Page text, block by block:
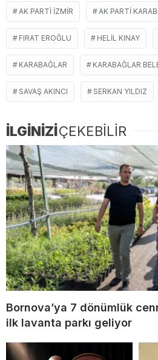
AK PARTI IZMIR AK PARTI
FIRAT EROĞLU HELIL KINAY
KARABAĞLAR KARABAĞLAR
SAVAŞ AKINCI SERKAN YILDIZ
İLGİNİZİÇEKEBİLİR
Bornova’ya 7 dönümlük
ilk lavanta parkı geliyor